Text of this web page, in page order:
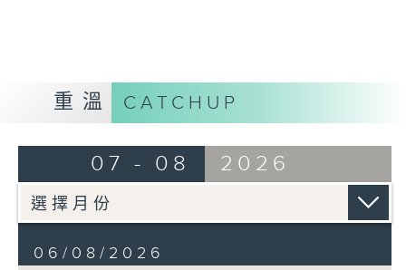
Future?) (10’)
Yuval MEDINA
Together Again (10’)
Bright SHENG
The Blazing Mirage (20’)
Arthur YUEN
Images from my Consciousness
SHOSTAKOVICH (BARSHAI arr.)
重溫 CATCHUP
07 - 08 2026
06/08/2026